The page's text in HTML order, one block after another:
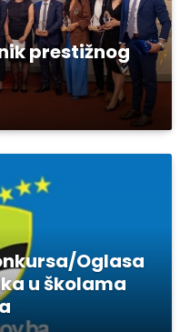
prestižnog
Oglasa
u školama